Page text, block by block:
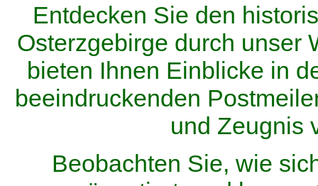
Entdecken Sie den
Osterzgebirge durch unser
bieten Ihnen Einblicke in
beeindruckenden
und Zeugnis
Beobachten Sie, wie